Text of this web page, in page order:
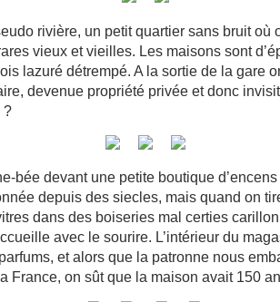
rivière, un petit quartier sans bruit où
vieux et vieilles. Les maisons sont
lazuré détrempé. A la sortie de la gare
devenue propriété privée et donc
?
bée devant une petite boutique d’encens
depuis des siecles, mais quand on
dans des boiseries mal certies
avec le sourire. L’intérieur du
et alors que la patronne nous
France, on sût que la maison avait 150